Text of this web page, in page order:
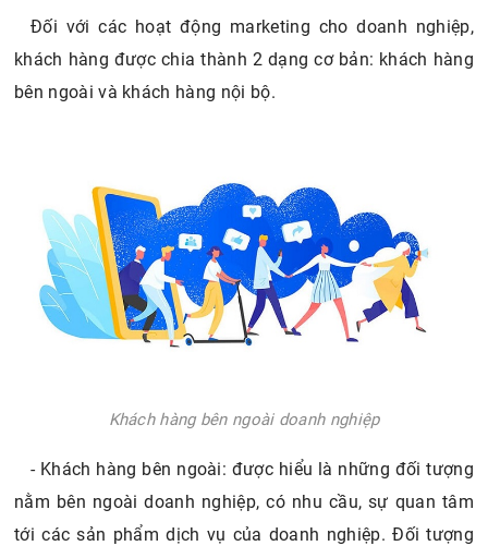
Đối với các hoạt động marketing cho doanh nghiệp,
khách hàng được chia thành 2 dạng cơ bản: khách hàng
bên ngoài và khách hàng nội bộ.
Khách hàng bên ngoài doanh nghiệp
- Khách hàng bên ngoài: được hiểu là những đối tượng
nằm bên ngoài doanh nghiệp, có nhu cầu, sự quan tâm
tới các sản phẩm dịch vụ của doanh nghiệp. Đối tượng